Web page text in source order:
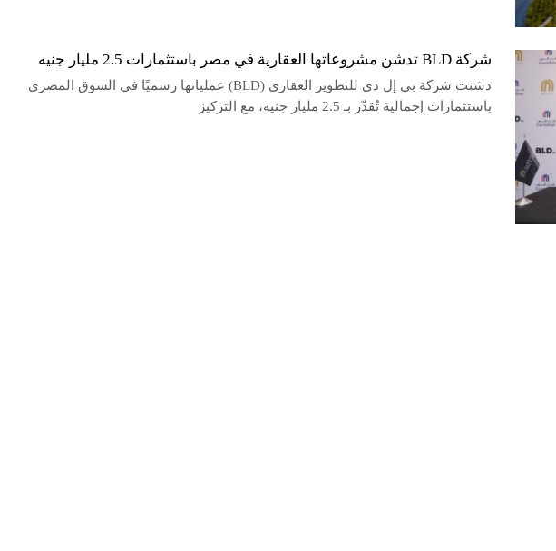
شركة BLD تدشن مشروعاتها العقارية في مصر باستثمارات 2.5 مليار جنيه
دشنت شركة بي إل دي للتطوير العقاري (BLD) عملياتها رسميًا في السوق المصري
باستثمارات إجمالية تُقدّر بـ 2.5 مليار جنيه، مع التركيز